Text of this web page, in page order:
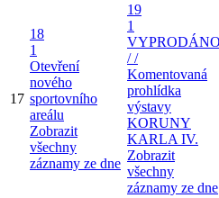
17
18
1
Otevření
nového
sportovního
areálu
Zobrazit
všechny
záznamy ze dne
19
1
VYPRODÁNO
/ /
Komentovaná
prohlídka
výstavy
KORUNY
KARLA IV.
Zobrazit
všechny
záznamy ze dne